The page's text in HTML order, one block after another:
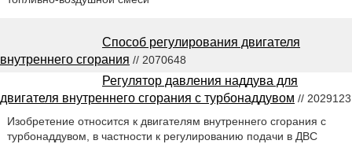
Способ регулирования двигателя
внутреннего сгорания // 2070648
Регулятор давления наддува для
двигателя внутреннего сгорания с турбонаддувом // 2029123
Изобретение относится к двигателям внутреннего сгорания с
турбонаддувом, в частности к регулированию подачи в ДВС